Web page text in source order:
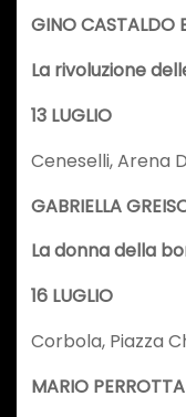
GINO CASTALDO
La rivoluzione
13 LUGLIO
Ceneselli, Arena
GABRIELLA
La donna della
16 LUGLIO
Corbola, Piazza
MARIO PERROTTA